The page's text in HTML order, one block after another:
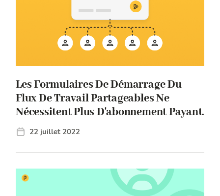
Les Formulaires De Démarrage Du
Flux De Travail Partageables Ne
Nécessitent Plus D'abonnement Payant.
22 juillet 2022